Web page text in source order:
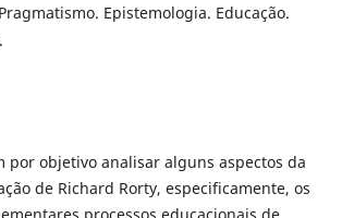
Pragmatismo. Epistemologia. Educação.
por objetivo analisar alguns aspectos da
de Richard Rorty, especificamente, os